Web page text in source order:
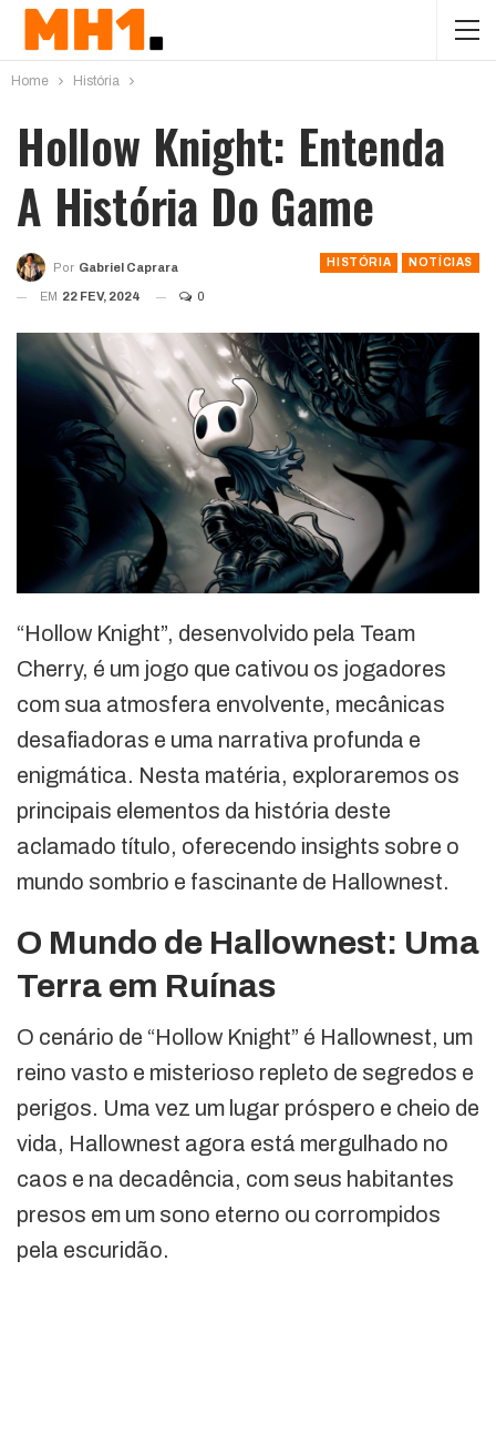
Home História
Hollow Knight: Entenda
A História Do Game
HISTÓRIA NOTÍCIAS
Por Gabriel Caprara
EM 22 FEV, 2024 0
“Hollow Knight”, desenvolvido pela Team
Cherry, é um jogo que cativou os jogadores
com sua atmosfera envolvente, mecânicas
desafiadoras e uma narrativa profunda e
enigmática. Nesta matéria, exploraremos os
principais elementos da história deste
aclamado título, oferecendo insights sobre o
mundo sombrio e fascinante de Hallownest.
O Mundo de Hallownest: Uma
Terra em Ruínas
O cenário de “Hollow Knight” é Hallownest, um
reino vasto e misterioso repleto de segredos e
perigos. Uma vez um lugar próspero e cheio de
vida, Hallownest agora está mergulhado no
caos e na decadência, com seus habitantes
presos em um sono eterno ou corrompidos
pela escuridão.